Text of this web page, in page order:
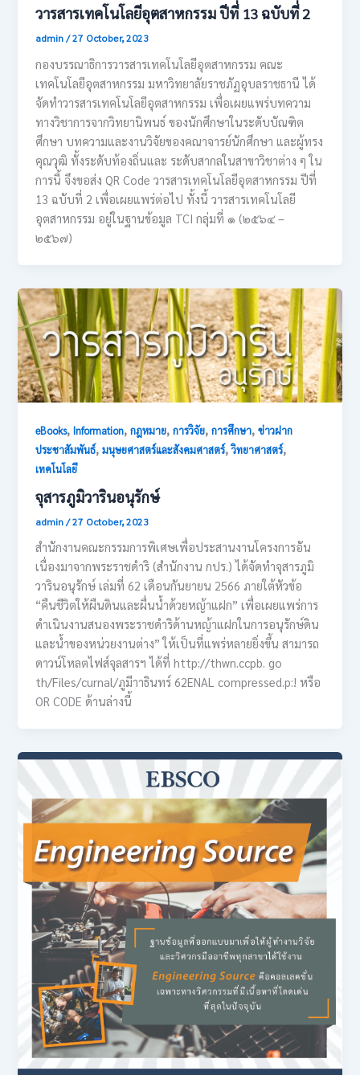
วารสารเทคโนโลยีอุตสาหกรรม ปีที่ 13 ฉบับที่ 2
admin/27 October, 2023
กองบรรณาธิการวารสารเทคโนโลยีอุตสาหกรรม คณะ
เทคโนโลยีอุตสาหกรรม มหาวิทยาลัยราชภัฏอุบลราชธานี ได้
จัดทำวารสารเทคโนโลยีอุตสาหกรรม เพื่อเผยแพร่บทความ
ทางวิชาการจากวิทยานิพนธ์ ของนักศึกษาในระดับบัณฑิต
ศึกษา บทความและงานวิจัยของคณาจารย์นักศึกษา และผู้ทรง
คุณวุฒิ ทั้งระดับท้องถิ่นและ ระดับสากลในสาขาวิชาต่าง ๆ ใน
การนี้ จึงขอส่ง QR Code วารสารเทคโนโลยีอุตสาหกรรม ปีที่
13 ฉบับที่ 2 เพื่อเผยแพร่ต่อไป ทั้งนี้ วารสารเทคโนโลยี
อุตสาหกรรม อยู่ในฐานข้อมูล TCI กลุ่มที่ ๑ (๒๕๖๔ –
๒๕๖๗)
eBooks,Information,กฎหมาย,การวิจัย,การศึกษา,ข่าวฝาก
ประชาสัมพันธ์,มนุษยศาสตร์และสังคมศาสตร์,วิทยาศาสตร์,
เทคโนโลยี
จุสารภูมิวารินอนุรักษ์
admin/27 October, 2023
สำนักงานคณะกรรมการพิเศษเพื่อประสานงานโครงการอัน
เนื่องมาจากพระราชดำริ (สำนักงาน กปร.) ได้จัดทำจุสารภูมิ
วารินอนุรักษ์ เล่มที่ 62 เดือนกันยายน 2566 ภายใต้หัวข้อ
“คืนชีวิตให้ผืนดินและผื่นน้ำด้วยหญ้าแฝก” เพื่อเผยแพร่การ
ดำเนินงานสนองพระราชดำริด้านหญ้าแฝกในการอนุรักษ์ดิน
และน้ำของหน่วยงานต่าง” ให้เป็นที่แพร่หลายยิ่งขึ้น สามารถ
ดาวน์โหลตไฟส์จุลสารฯ ได้ที่ http://thwn.ccpb. go
th/Files/curnal/ภูมีาาธินทร์ 62ENAL compressed.p:! หรือ
OR CODE ด้านล่างนี้